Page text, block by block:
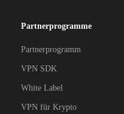
Partnerprogramme
Partnerprogramm
VPN SDK
White Label
VPN für Krypto